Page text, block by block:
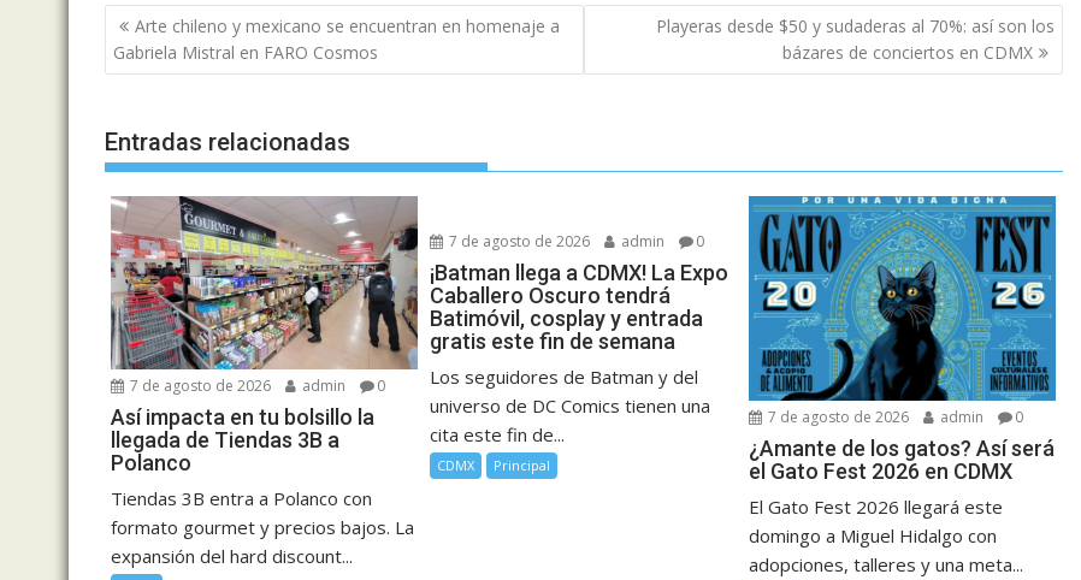
Navegación
de
entradas
Arte chileno y mexicano se encuentran en homenaje a
Gabriela Mistral en FARO Cosmos
Playeras desde $50 y sudaderas al 70%: así son los
bázares de conciertos en CDMX
Entradas relacionadas
7 de agosto de 2026 admin 0
Así impacta en tu bolsillo la
llegada de Tiendas 3B a
Polanco
Tiendas 3B entra a Polanco con
formato gourmet y precios bajos. La
expansión del hard discount...
7 de agosto de 2026 admin 0
¡Batman llega a CDMX! La Expo
Caballero Oscuro tendrá
Batimóvil, cosplay y entrada
gratis este fin de semana
Los seguidores de Batman y del
universo de DC Comics tienen una
cita este fin de...
CDMX Principal
7 de agosto de 2026 admin 0
¿Amante de los gatos? Así será
el Gato Fest 2026 en CDMX
El Gato Fest 2026 llegará este
domingo a Miguel Hidalgo con
adopciones, talleres y una meta...